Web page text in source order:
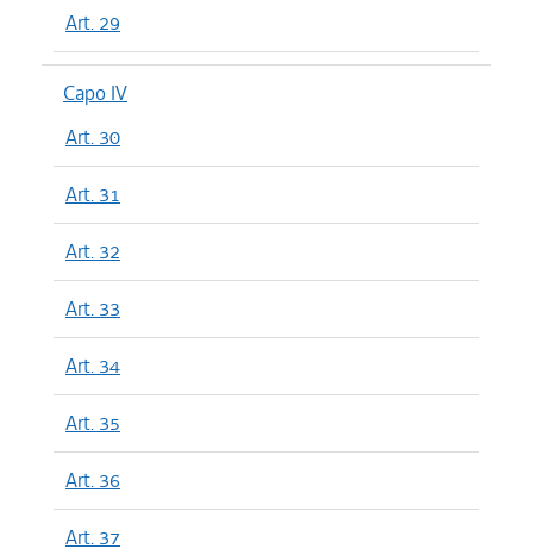
Art. 29
Capo IV
Art. 30
Art. 31
Art. 32
Art. 33
Art. 34
Art. 35
Art. 36
Art. 37